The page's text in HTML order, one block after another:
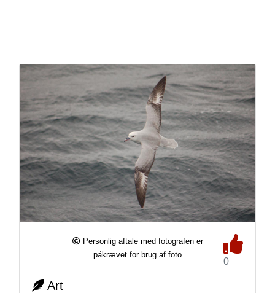
Personlig aftale med fotografen er
påkrævet for brug af foto
0
Art